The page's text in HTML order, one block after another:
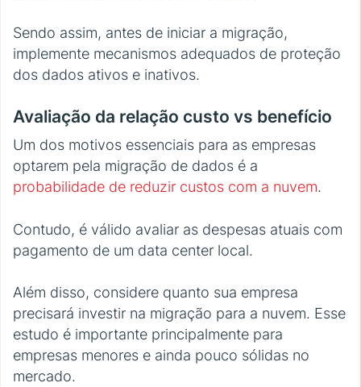
Sendo assim, antes de iniciar a migração,
implemente mecanismos adequados de proteção
dos dados ativos e inativos.
Avaliação da relação custo vs benefício
Um dos motivos essenciais para as empresas
optarem pela migração de dados é a
probabilidade de reduzir custos com a nuvem.
Contudo, é válido avaliar as despesas atuais com
pagamento de um data center local.
Além disso, considere quanto sua empresa
precisará investir na migração para a nuvem. Esse
estudo é importante principalmente para
empresas menores e ainda pouco sólidas no
mercado.